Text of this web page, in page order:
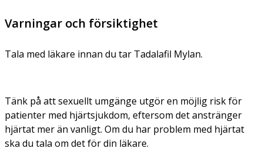
Varningar och försiktighet
Tala med läkare innan du tar Tadalafil Mylan.
Tänk på att sexuellt umgänge utgör en möjlig risk för
patienter med hjärtsjukdom, eftersom det anstränger
hjärtat mer än vanligt. Om du har problem med hjärtat
ska du tala om det för din läkare.